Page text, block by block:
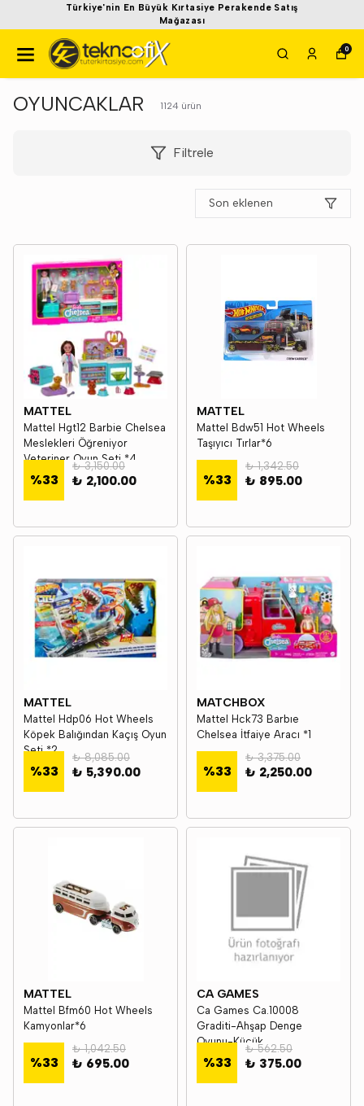
Türkiye'nin En Büyük Kırtasiye Perakende Satış
Mağazası
0
OYUNCAKLAR 1124 ürün
Filtrele
Son eklenen
MATTEL
Mattel Hgt12 Barbie Chelsea
Meslekleri Öğreniyor
Veteriner Oyun Seti *4
%33
₺ 3,150.00
₺ 2,100.00
MATTEL
Mattel Bdw51 Hot Wheels
Taşıyıcı Tırlar*6
%33
₺ 1,342.50
₺ 895.00
MATTEL
Mattel Hdp06 Hot Wheels
Köpek Balığından Kaçış Oyun
Seti *2
%33
₺ 8,085.00
₺ 5,390.00
MATCHBOX
Mattel Hck73 Barbıe
Chelsea İtfaiye Aracı *1
%33
₺ 3,375.00
₺ 2,250.00
MATTEL
Mattel Bfm60 Hot Wheels
Kamyonlar*6
%33
₺ 1,042.50
₺ 695.00
CA GAMES
Ca Games Ca.10008
Graditi-Ahşap Denge
Oyunu-Küçük
%33
₺ 562.50
₺ 375.00